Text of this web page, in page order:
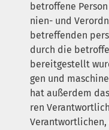
betrof­fe­ne
ni­en- und
betref­fen­den
durch die
bereit­ge­stellt
gen und
hat außer­dem
ren